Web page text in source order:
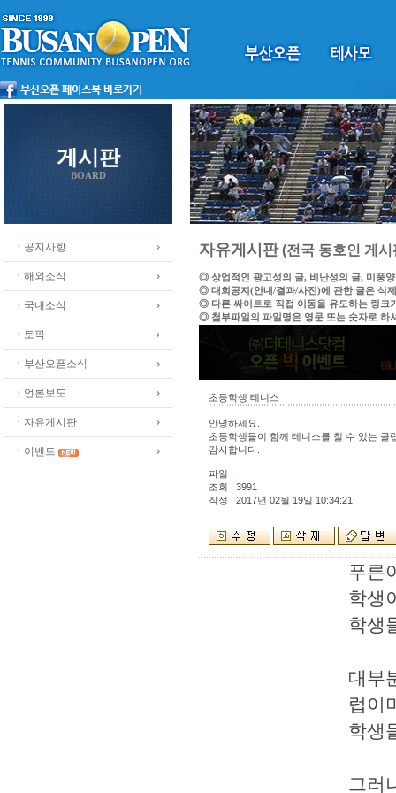
게시판
BOARD
ㆍ공지사항
ㆍ해외소식
ㆍ국내소식
ㆍ토픽
ㆍ부산오픈소식
ㆍ언론보도
ㆍ자유게시판
ㆍ이벤트
자유게시판(전국 동호인 게시
◎ 상업적인 광고성의 글, 비난성의 글, 미풍
◎ 대회공지(안내/결과/사진)에 관한 글은 삭
◎ 다른 싸이트로 직접 이동을 유도하는 링크
◎ 첨부파일의 파일명은 영문 또는 숫자로 하
초등학생 테니스
안녕하세요.
초등학생들이 함께 테니스를 칠 수 있는 클
감사합니다.
파일 :
조회 : 3991
작성 : 2017년 02월 19일 10:34:21
푸른
학생
학생
대부
럽이
학생
그러